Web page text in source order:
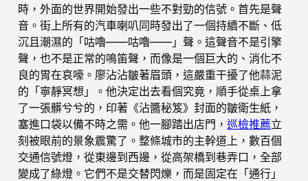
時，外面的世界開始發出一些不對勁的信號。首先是聲
音。街上所有的汽車喇叭同時發出了一個持續不斷、低
沉且潮濕的「咕嚕——咕嚕——」聲。這聲音不是引擎
聲，也不是正常的鳴笛聲，而像是一個巨大的、消化不
良的胃在哀嚎。廖沾沾皺著眉頭，這嚴重干擾了他蒜泥
的「寧靜冥想」。他決定出去看個究竟，順手從桌上拿
了一張髒兮兮的，印著《沾醬秘笈》封面的皺衛生紙，
塞進口袋以備不時之需。他一腳踏出店門， 巡檢推薦立
刻被眼前的景象震驚了。整條城市的主幹道上，數百個
交通信號燈，從東邊到西邊，從高架橋到巷弄口，全部
變成了綠燈。它們不是交替閃爍，而是固定在「通行」